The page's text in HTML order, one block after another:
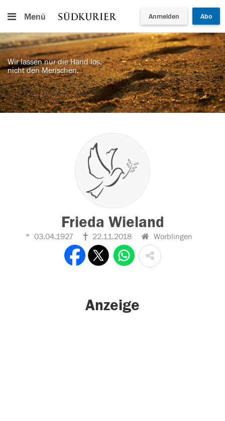
Menü Anmelden Abo
Wir lassen nur die Hand los,
nicht den Menschen.
Frieda Wieland
03.04.1927 22.11.2018 Worblingen
Anzeige